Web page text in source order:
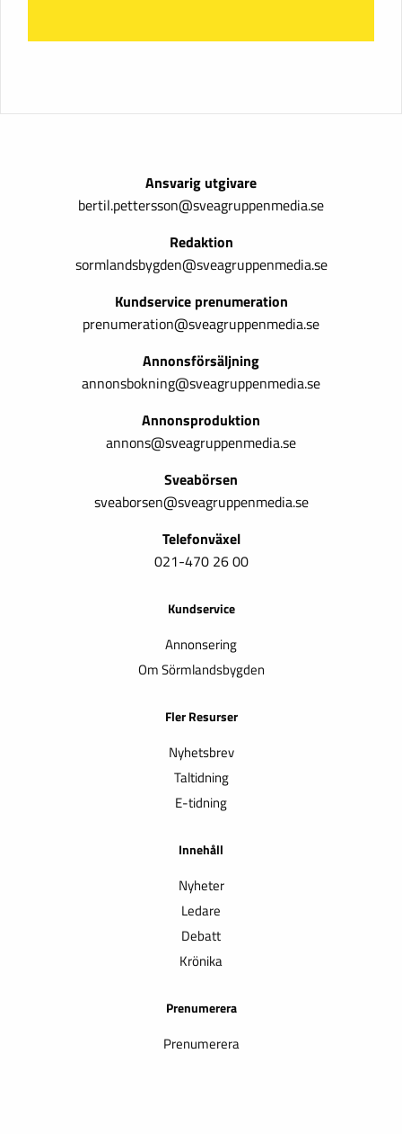
Ansvarig utgivare
bertil.pettersson@sveagruppenmedia.se
Redaktion
sormlandsbygden@sveagruppenmedia.se
Kundservice prenumeration
prenumeration@sveagruppenmedia.se
Annonsförsäljning
annonsbokning@sveagruppenmedia.se
Annonsproduktion
annons@sveagruppenmedia.se
Sveabörsen
sveaborsen@sveagruppenmedia.se
Telefonväxel
021-470 26 00
Kundservice
Annonsering
Om Sörmlandsbygden
Fler Resurser
Nyhetsbrev
Taltidning
E-tidning
Innehåll
Nyheter
Ledare
Debatt
Krönika
Prenumerera
Prenumerera